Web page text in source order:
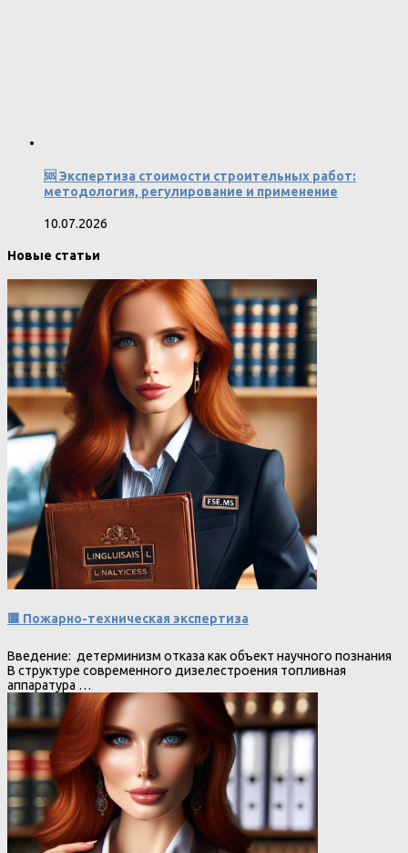
🆘 Экспертиза стоимости строительных работ:
методология, регулирование и применение
10.07.2026
Новые статьи
🟥 Пожарно-техническая экспертиза
Введение: детерминизм отказа как объект научного познания
В структуре современного дизелестроения топливная
аппаратура …